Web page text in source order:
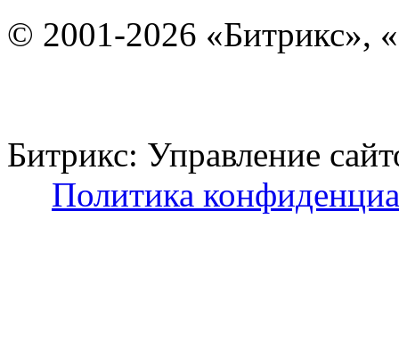
© 2001-2026 «Битрикс»,
Битрикс: Управление
Политика